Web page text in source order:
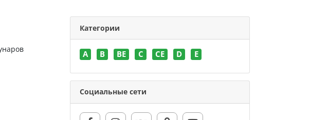
Категории
A B BE C CE D E
Социальные сети